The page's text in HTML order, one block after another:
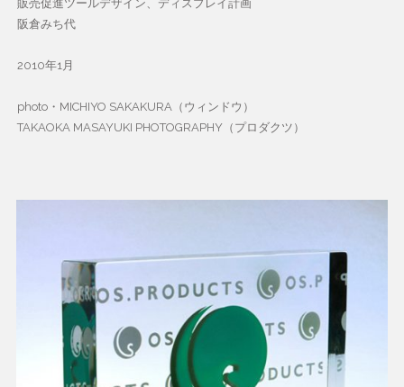
販売促進ツールデザイン、ディスプレイ計画
阪倉みち代
2010年1月
photo・MICHIYO SAKAKURA（ウィンドウ）
TAKAOKA MASAYUKI PHOTOGRAPHY（プロダクツ）